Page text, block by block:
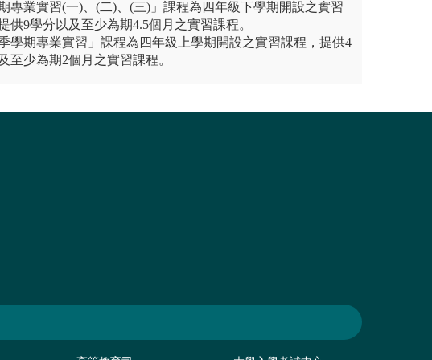
專業實習(一)、(二)、(三)」課程為四年級下學期開設之實習
供9學分以及至少為期4.5個月之實習課程。
學期專業實習」課程為四年級上學期開設之實習課程，提供4
至少為期2個月之實習課程。